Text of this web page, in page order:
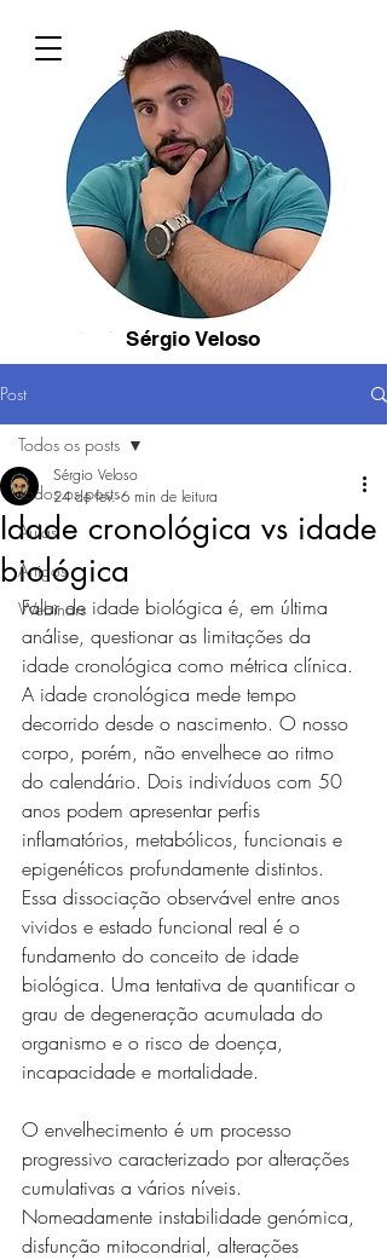
Sérgio Veloso
Post
Todos os posts
Aulas
Artigos
Webinars
Todos os posts
Idade cronológica vs idade
biológica
Sérgio Veloso
24 de fev. 6 min de leitura
Falar de idade biológica é, em última
análise, questionar as limitações da
idade cronológica como métrica clínica.
A idade cronológica mede tempo
decorrido desde o nascimento. O nosso
corpo, porém, não envelhece ao ritmo
do calendário. Dois indivíduos com 50
anos podem apresentar perfis
inflamatórios, metabólicos, funcionais e
epigenéticos profundamente distintos.
Essa dissociação observável entre anos
vividos e estado funcional real é o
fundamento do conceito de idade
biológica. Uma tentativa de quantificar o
grau de degeneração acumulada do
organismo e o risco de doença,
incapacidade e mortalidade.
O envelhecimento é um processo
progressivo caracterizado por alterações
cumulativas a vários níveis.
Nomeadamente instabilidade genómica,
disfunção mitocondrial, alterações